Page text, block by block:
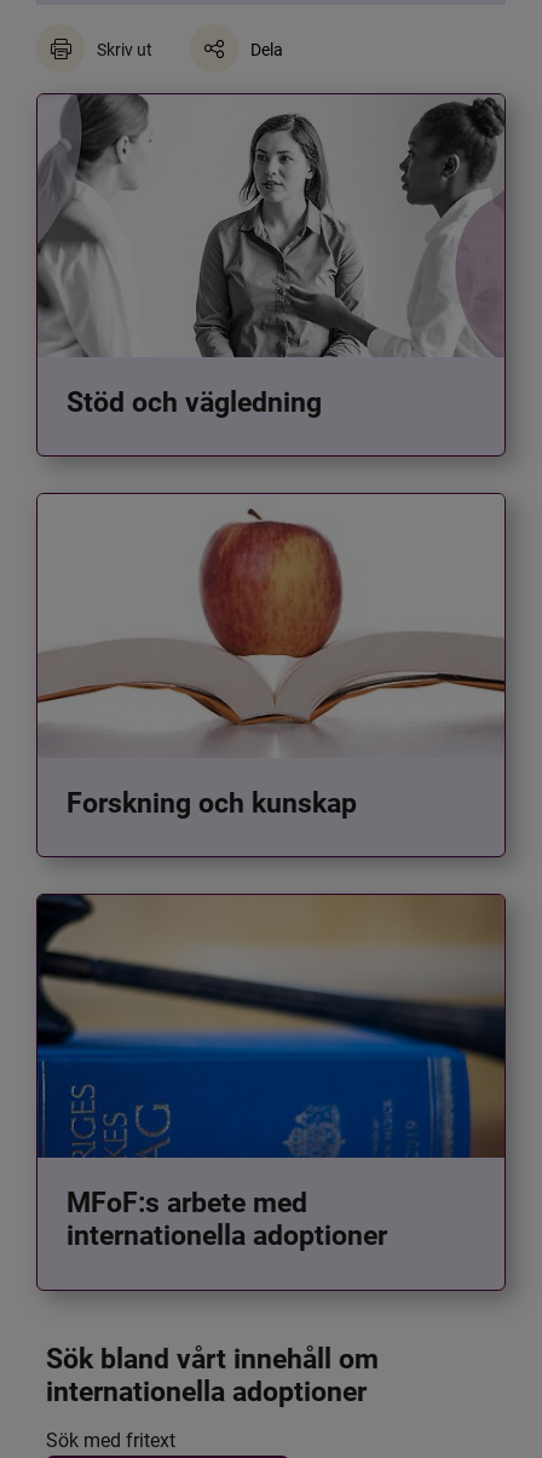
Skriv ut Dela
Stöd och vägledning
Forskning och kunskap
MFoF:s arbete med
internationella adoptioner
Sök bland vårt innehåll om
internationella adoptioner
Filtrera resultatet
Det här formuläret postas automatiskt
Sök med fritext